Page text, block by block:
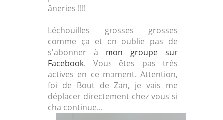
âneries !!!!
Léchouilles grosses grosses
comme ça et on oublie pas de
s'abonner à mon groupe sur
Facebook. Vous êtes pas très
actives en ce moment. Attention,
foi de Bout de Zan, je vais me
déplacer directement chez vous si
cha continue...